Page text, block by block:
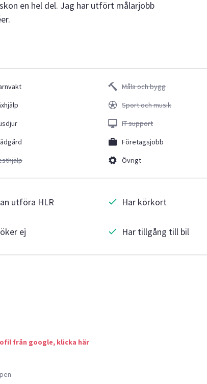
en hel del. Jag har utfört målarjobb
Måla och bygg
Sport och musik
IT support
Företagsjobb
Övrigt
utföra HLR
ej
Har körkort
Har tillgång till bil
från google, klicka här